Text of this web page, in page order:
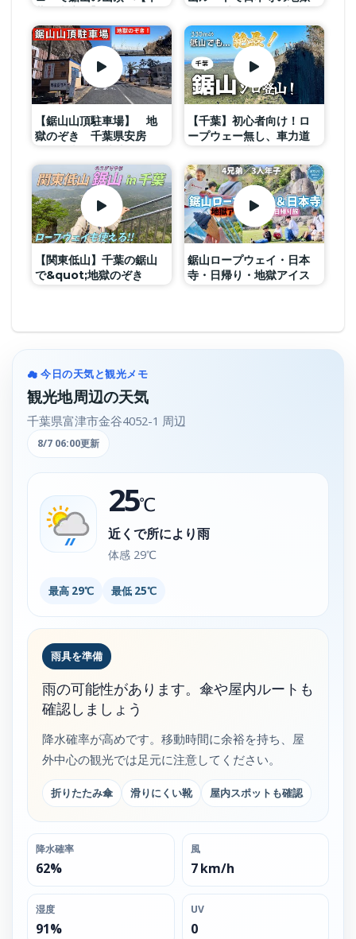
る千葉房総半島絶景旅！
鋸山ロープウェイや駐車
場などアクセスも解説
[4K]
【鋸山山頂駐車場】 地
獄のぞき 千葉県安房
登山自動車道 鋸山 ロ
ープウェイ
【千葉】初心者向け！ロ
ープウェー無し、車力道
【関東低山】千葉の鋸山
で&quot;地獄のぞき
鋸山ロープウェイ・日本
寺・日帰り・地獄アイス
☁ 今日の天気と観光メモ
観光地周辺の天気
千葉県富津市金谷4052-1 周辺
8/7 06:00更新
25℃
近くで所により雨
体感 29℃
最高 29℃ 最低 25℃
雨具を準備
雨の可能性があります。傘や屋内ルートも
確認しましょう
降水確率が高めです。移動時間に余裕を持ち、屋
外中心の観光では足元に注意してください。
折りたたみ傘 滑りにくい靴 屋内スポットも確認
降水確率
62%
風
7 km/h
湿度
91%
UV
0